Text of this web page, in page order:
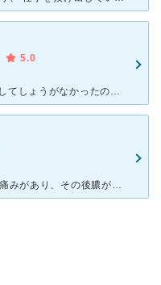
5.0
[症状・来院理由] １日中鼻がむずむずしてしょうがなかったのと鼻をいじりすぎて鼻の中にでき物ができてしまい少しでも楽になりたいと思い病院に行きました。家から近いのでいつも利用しています。 [医師の
大人になってから中耳炎のような耳の痛みがあり、その後膿がでてきたので、受診しました。 いつもは子供の中耳炎でお世話になっています。 先生はとにかく声が小さくて、聞き取りづらいですが、診療は的確